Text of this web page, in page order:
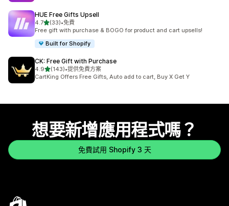
HUE Free Gifts Upsell
4.7滿分 5 顆星
(33)
共有 33 則評價
•免費
Free gift with purchase & BOGO for product and cart upsells!
Built for Shopify
CK: Free Gift with Purchase
4.9滿分 5 顆星
(143)
共有 143 則評價
•提供免費方案
CartKing Offers Free Gifts, Auto add to cart, Buy X Get Y
想要新增應用程式嗎？
免費試用 Shopify 3 天